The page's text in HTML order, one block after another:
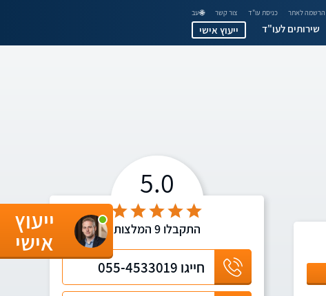
הרשמה לאתר כניסת עו"ד צור קשר 🌐 עב
שירותים לעו"ד ייעוץ אישי
5.0
התקבלו9 המלצות
חייגו 055-4533019
ייעוץ
אישי